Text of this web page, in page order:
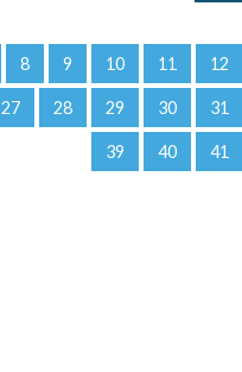
8 9 10 11 12
27 28 29 30 31
39 40 41